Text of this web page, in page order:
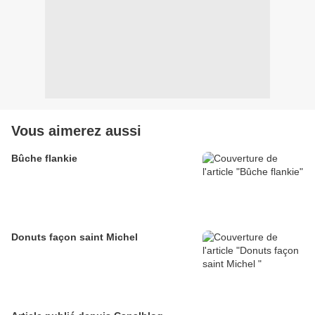
Vous aimerez aussi
Bûche flankie
Donuts façon saint Michel